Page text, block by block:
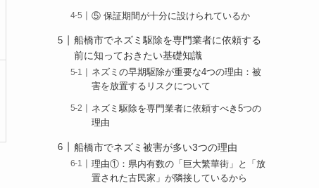
⑤ 保証期間が十分に設けられているか
船橋市でネズミ駆除を専門業者に依頼する
前に知っておきたい基礎知識
ネズミの早期駆除が重要な4つの理由：被
害を放置するリスクについて
ネズミ駆除を専門業者に依頼すべき5つの
理由
船橋市でネズミ被害が多い3つの理由
理由①：県内有数の「巨大繁華街」と「放
置された古民家」が隣接しているから